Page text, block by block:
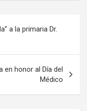
a la primaria Dr.
en honor al Día del
Médico